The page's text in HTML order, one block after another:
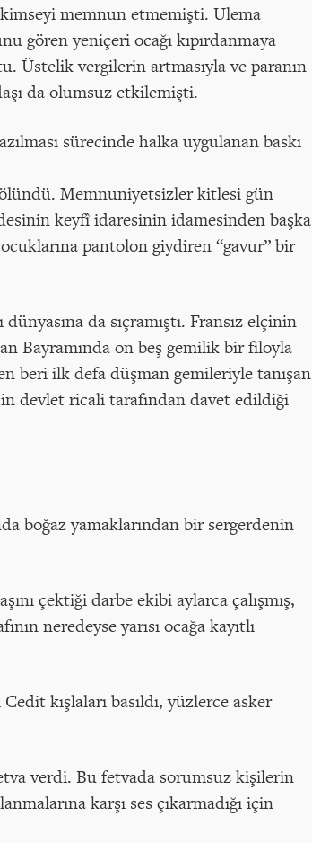
kimseyi memnun etmemişti. Ulema
yeniçeri ocağı kıpırdanmaya
Üstelik vergilerin artmasıyla ve paranın
da olumsuz etkilemişti.
sürecinde halka uygulanan baskı
Memnuniyetsizler kitlesi gün
keyfî idaresinin idamesinden başka
pantolon giydiren “gavur” bir
da sıçramıştı. Fransız elçinin
Bayramında on beş gemilik bir filoyla
beri ilk defa düşman gemileriyle tanışan
devlet ricali tarafından davet edildiği
boğaz yamaklarından bir sergerdenin
çektiği darbe ekibi aylarca çalışmış,
neredeyse yarısı ocağa kayıtlı
kışlaları basıldı, yüzlerce asker
verdi. Bu fetvada sorumsuz kişilerin
karşı ses çıkarmadığı için